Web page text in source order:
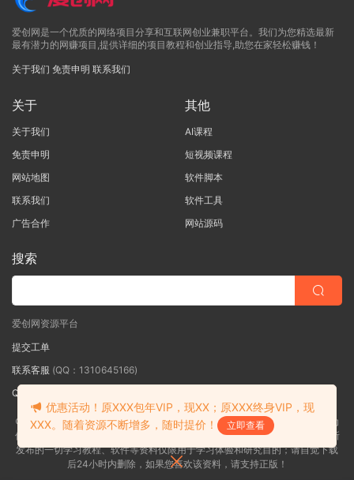
爱创网是一个优质的网络项目分享和互联网创业兼职平台。我们为您精选最新
最有潜力的网赚项目,提供详细的项目教程和创业指导,助您在家轻松赚钱！
关于我们 免责申明 联系我们
关于
关于我们
免责申明
网站地图
联系我们
广告合作
其他
AI课程
短视频课程
软件脚本
软件工具
网站源码
搜索
爱创网资源平台
提交工单
联系客服 (QQ：1310645166)
QQ群
©2018-2026爱创网网内容全部来自网络，版权争议与本站无关，如果您认为
侵犯了您的合法权益,请联系我们删除，并向所有持版权者致最深歉意！本站所
发布的一切学习教程、软件等资料仅限用于学习体验和研究目的；请自觉下载
后24小时内删除，如果您喜欢该资料，请支持正版！
优惠活动！原XXX包年VIP，现XX；原XXX终身VIP，现
XXX。随着资源不断增多，随时提价！
立即查看